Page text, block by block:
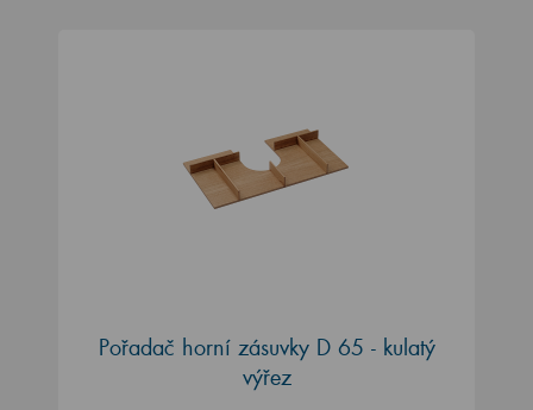
Pořadač horní zásuvky D 65 - kulatý
výřez